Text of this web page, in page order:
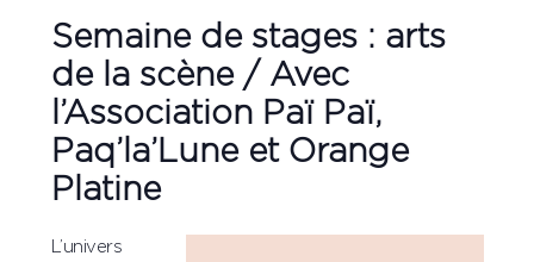
Semaine de stages : arts
de la scène / Avec
l’Association Paï Paï,
Paq’la’Lune et Orange
Platine
L’univers